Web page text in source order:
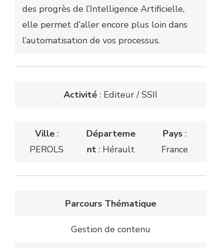
des progrès de l’Intelligence Artificielle,
elle permet d’aller encore plus loin dans
l’automatisation de vos processus.
Activité : Editeur / SSII
Ville:
PEROLS
Départeme
nt : Hérault
Pays :
France
Parcours Thématique
Gestion de contenu